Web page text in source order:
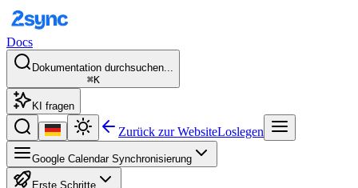
Docs
Dokumentation durchsuchen...
⌘K
KI fragen
Zurück zur WebsiteLoslegen
Google Calendar Synchronisierung
Erste Schritte